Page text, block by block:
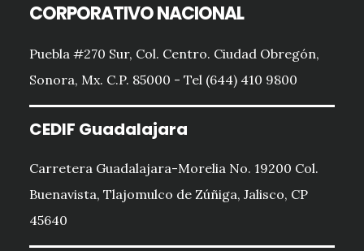
CORPORATIVO NACIONAL
Puebla #270 Sur, Col. Centro. Ciudad Obregón,
Sonora, Mx. C.P. 85000 - Tel (644) 410 9800
CEDIF Guadalajara
Carretera Guadalajara-Morelia No. 19200 Col.
Buenavista, Tlajomulco de Zúñiga, Jalisco, CP
45640